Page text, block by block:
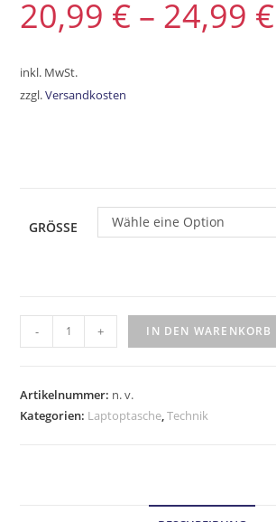
20,99 € – 24,99 €
inkl. MwSt.
zzgl.Versandkosten
GRÖSSE Wähle eine Option
- + IN DEN WARENKORB
Artikelnummer: n. v.
Kategorien: Laptoptasche,Technik